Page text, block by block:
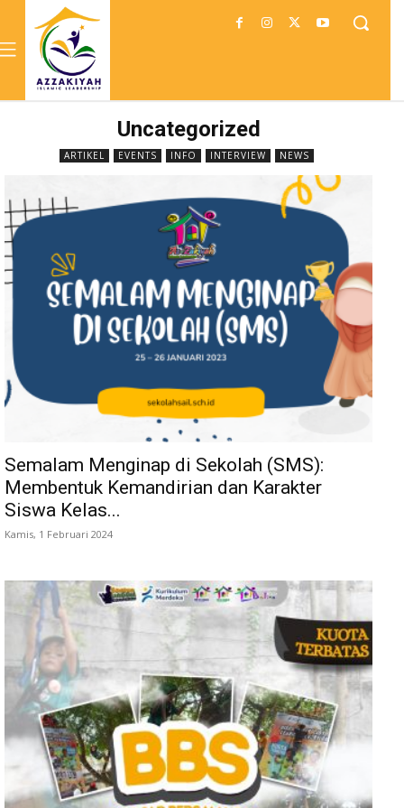
Uncategorized
ARTIKEL EVENTS INFO INTERVIEW NEWS
Semalam Menginap di Sekolah (SMS):
Membentuk Kemandirian dan Karakter
Siswa Kelas...
Kamis, 1 Februari 2024